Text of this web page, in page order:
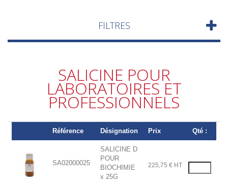
FILTRES
SALICINE POUR
LABORATOIRES ET
PROFESSIONNELS
Référence Désignation Prix Qté :
SA02000025
SALICINE D
POUR
BIOCHIMIE
x 25G
225,75 € HT